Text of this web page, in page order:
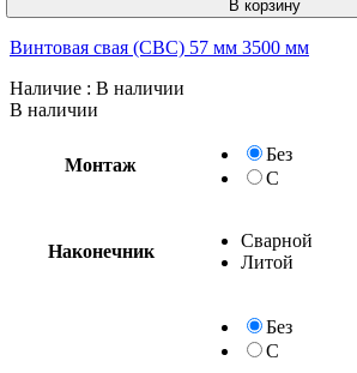
В корзину
Винтовая свая (СВС) 57 мм 3500 мм
Наличие : В наличии
В наличии
Монтаж
Без
С
Наконечник
Сварной
Литой
Без
С